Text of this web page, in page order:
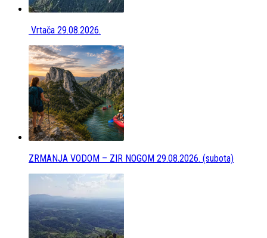
Vrtača 29.08.2026.
ZRMANJA VODOM – ZIR NOGOM 29.08.2026. (subota)